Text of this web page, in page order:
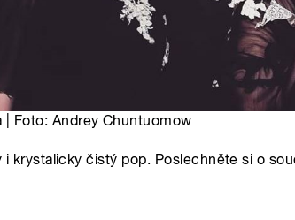
| Foto: Andrey Chuntuomow
i krystalicky čistý pop. Poslechněte si o